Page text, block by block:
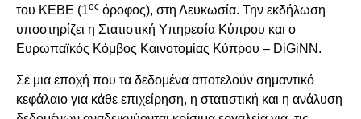
του ΚΕΒΕ (1ος όροφος), στη Λευκωσία. Την εκδήλωση
υποστηρίζει η Στατιστική Υπηρεσία Κύπρου και ο
Ευρωπαϊκός Κόμβος Καινοτομίας Κύπρου – DiGiNN.
Σε μια εποχή που τα δεδομένα αποτελούν σημαντικό
κεφάλαιο για κάθε επιχείρηση, η στατιστική και η ανάλυση